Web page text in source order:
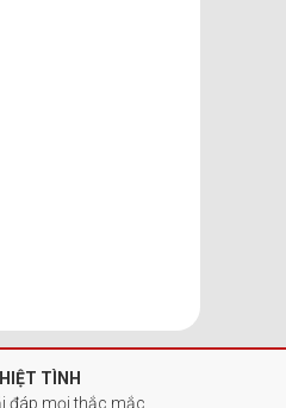
TÌNH
đáp mọi thắc mắc